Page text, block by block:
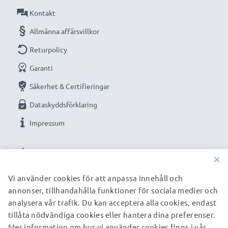
VÅRA BETALNINGSALTERNATIV
Kontakt
Allmänna affärsvillkor
Returpolicy
Garanti
Säkerhet & Certifieringar
Dataskyddsförklaring
Impressum
VÅRA FRAKTPARTNERS
×
Vi använder cookies för att anpassa innehåll och
annonser, tillhandahålla funktioner för sociala medier och
analysera vår trafik. Du kan acceptera alla cookies, endast
tillåta nödvändiga cookies eller hantera dina preferenser.